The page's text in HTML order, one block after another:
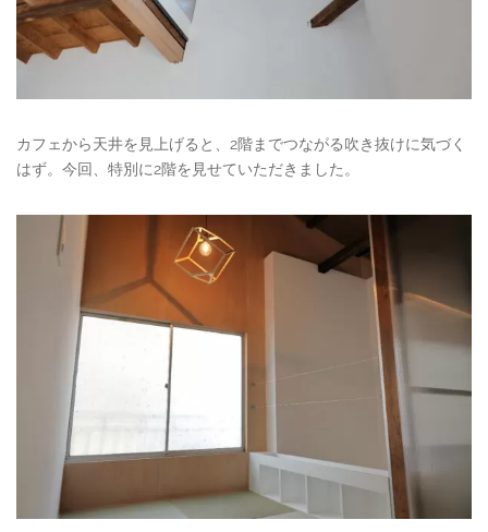
カフェから天井を見上げると、2階までつながる吹き抜けに気づく
はず。今回、特別に2階を見せていただきました。